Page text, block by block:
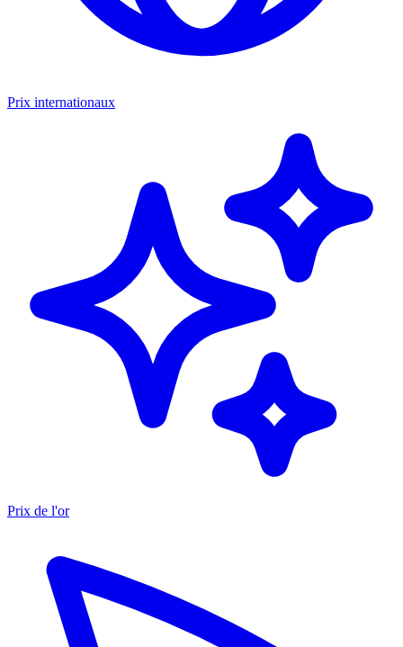
Prix internationaux
Prix de l'or